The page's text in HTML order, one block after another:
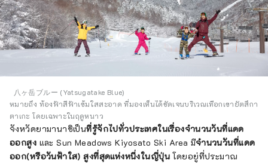
八ヶ岳ブルー (Yatsugatake Blue)
หมายถึง ท้องฟ้าสีฟ้าเข้มใสสะอาด ที่มองเห็นได้ชัดเจนบริเวณเทือกเขายัตสึกา
ตาเกะ โดยเฉพาะในฤดูหนาว
จังหวัดยามานาชิเป็นที่รู้จักไปทั่วประเทศในเรื่องจำนวนวันที่แดด
ออกสูง และ Sun Meadows Kiyosato Ski Area มีจำนวนวันที่แดด
ออก(หรือวันฟ้าใส) สูงที่สุดแห่งหนึ่งในญี่ปุ่น โดยอยู่ที่ประมาณ